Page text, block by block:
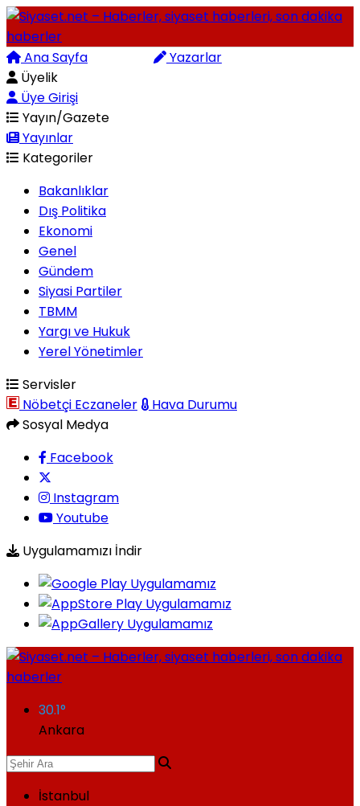
Ana Sayfa
Yazarlar
Üyelik
Üye Girişi
Yayın/Gazete
Yayınlar
Kategoriler
Bakanlıklar
Dış Politika
Ekonomi
Genel
Gündem
Siyasi Partiler
TBMM
Yargı ve Hukuk
Yerel Yönetimler
Servisler
Nöbetçi Eczaneler
Hava Durumu
Sosyal Medya
Facebook
Instagram
Youtube
Uygulamamızı İndir
30.1°
Ankara
İstanbul